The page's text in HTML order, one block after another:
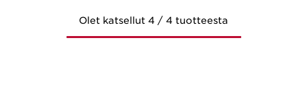
Olet katsellut 4 / 4 tuotteesta